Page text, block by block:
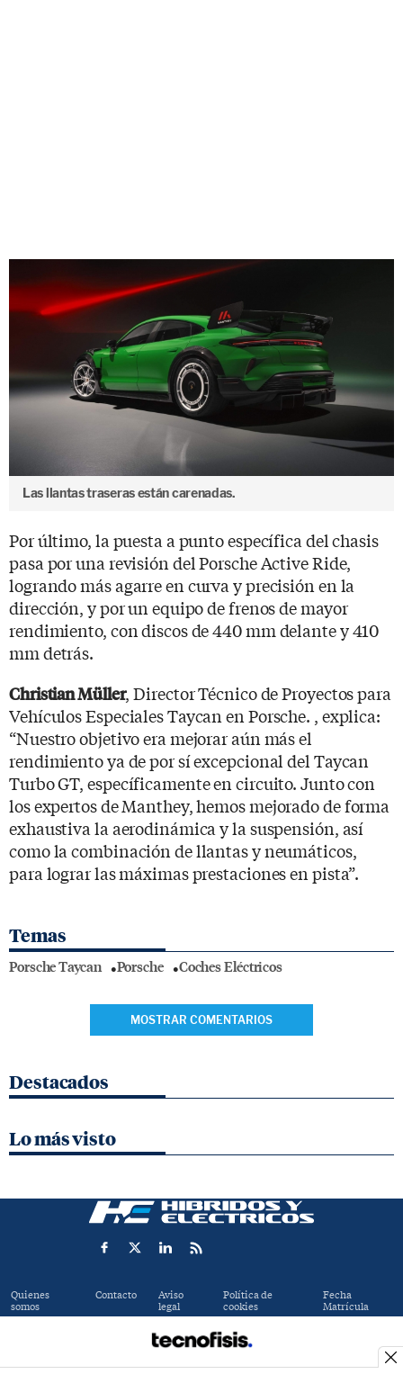
Las llantas traseras están carenadas.
Por último, la puesta a punto específica del chasis
pasa por una revisión del Porsche Active Ride,
logrando más agarre en curva y precisión en la
dirección, y por un equipo de frenos de mayor
rendimiento, con discos de 440 mm delante y 410
mm detrás.
Christian Müller, Director Técnico de Proyectos para
Vehículos Especiales Taycan en Porsche. , explica:
“Nuestro objetivo era mejorar aún más el
rendimiento ya de por sí excepcional del Taycan
Turbo GT, específicamente en circuito. Junto con
los expertos de Manthey, hemos mejorado de forma
exhaustiva la aerodinámica y la suspensión, así
como la combinación de llantas y neumáticos,
para lograr las máximas prestaciones en pista”.
Temas
Porsche Taycan Porsche Coches Eléctricos
MOSTRAR COMENTARIOS
Destacados
Lo más visto
Quienes
somos
Contacto Aviso
legal
Política de
cookies
Fecha
Matrícula